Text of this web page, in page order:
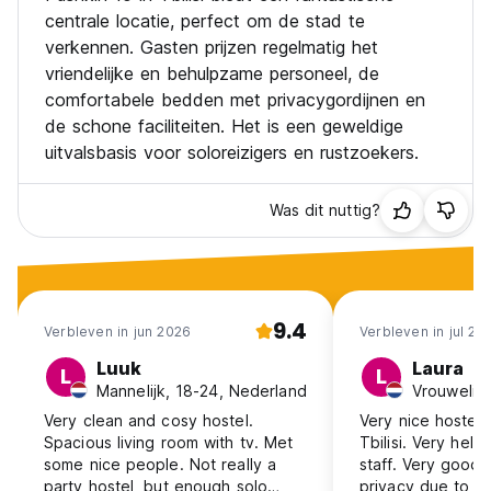
centrale locatie, perfect om de stad te
verkennen. Gasten prijzen regelmatig het
vriendelijke en behulpzame personeel, de
comfortabele bedden met privacygordijnen en
de schone faciliteiten. Het is een geweldige
uitvalsbasis voor soloreizigers en rustzoekers.
Was dit nuttig?
Verbleven in jun 2026 9.4
L Luuk
Mannelijk, 18-24, Nederland
Very clean and cosy hostel.
Spacious living room with tv. Met
some nice people. Not really a
party hostel, but enough solo
Verbleven in jul
L Laura
Very nice hostel
Tbilisi. Very
staff. Very good
privacy due to